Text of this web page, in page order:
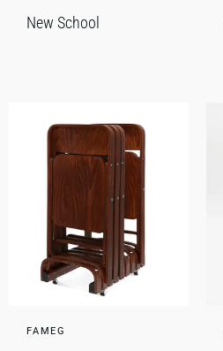
New School
FAMEG